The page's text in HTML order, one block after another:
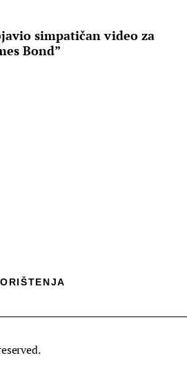
simpatičan video za
Bond”